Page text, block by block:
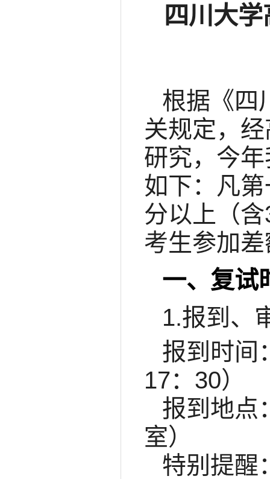
四川大
根据《四
关规定，
研究，今
如下：凡
分以上（
考生参加
一、复试
1.报到、
报到时间
17：30）
报到地点
室）
特别提醒